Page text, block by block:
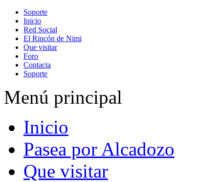
Soporte
Inicio
Red Social
El Rincón de Nimi
Que visitar
Foro
Contacta
Soporte
Menú principal
Inicio
Pasea por Alcadozo
Que visitar